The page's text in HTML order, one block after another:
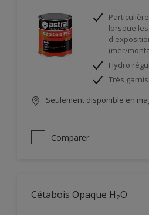
lorsque
(mer/
Hydro
Très
Seulement disponible en
Comparer
Cétabois Opaque H₂O